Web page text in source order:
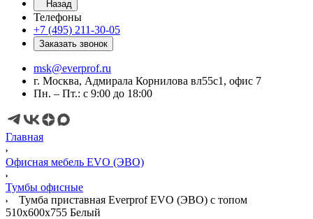
Назад
Телефоны
+7 (495) 211-30-05
Заказать звонок
msk@everprof.ru
г. Москва, Адмирала Корнилова вл55с1, офис 7
Пн. – Пт.: с 9:00 до 18:00
Главная
Офисная мебель EVO (ЭВО)
Тумбы офисные
Тумба приставная Everprof EVO (ЭВО) с топом
510х600x755 Белый